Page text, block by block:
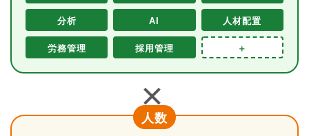
分析 AI 人材配置
労務管理 採用管理 ＋
＋
人数